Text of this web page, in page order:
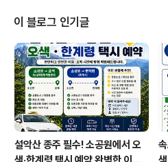
이 블로그 인기글
설악산 종주 필수! 소공원에서 오